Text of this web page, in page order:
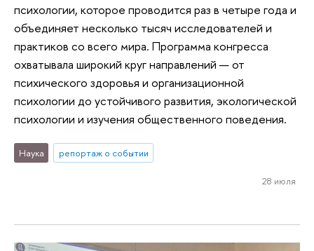
психологии, которое проводится раз в четыре года и
объединяет несколько тысяч исследователей и
практиков со всего мира. Программа конгресса
охватывала широкий круг направлений — от
психического здоровья и организационной
психологии до устойчивого развития, экологической
психологии и изучения общественного поведения.
Наука репортаж о событии
28 июля